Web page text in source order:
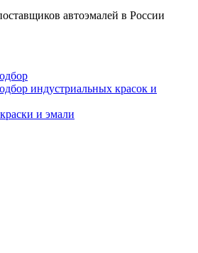
автоэмалей в России
индустриальных красок и
и эмали